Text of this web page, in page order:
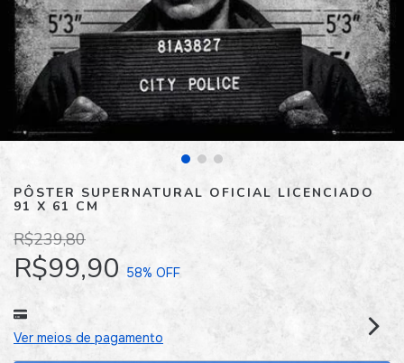
PÔSTER SUPERNATURAL OFICIAL LICENCIADO
91 X 61 CM
R$239,80
R$99,90 58% OFF
Ver meios de pagamento